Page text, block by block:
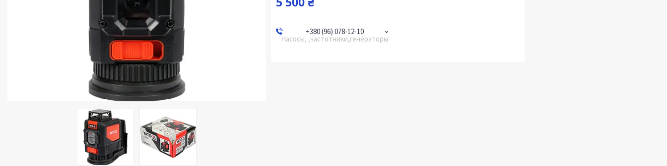
+380 (96) 078-12-10
Насосы, ,частотники,генераторы